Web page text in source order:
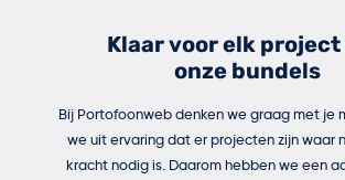
Klaar voor elk project
onze bundels
Bij Portofoonweb denken we graag met je
we uit ervaring dat er projecten zijn waar
kracht nodig is. Daarom hebben we een